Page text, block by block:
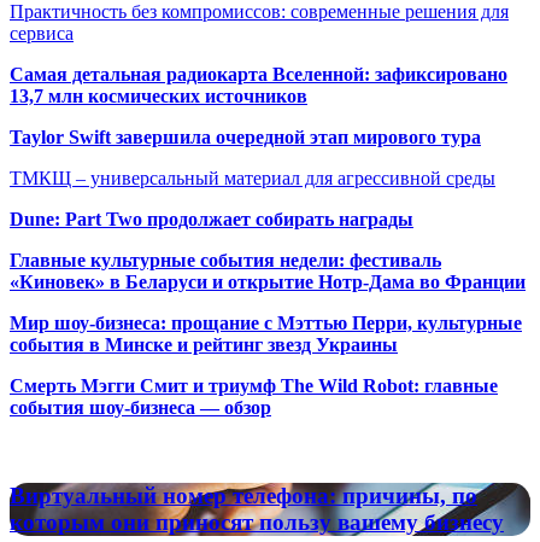
Практичность без компромиссов: современные решения для
сервиса
Самая детальная радиокарта Вселенной: зафиксировано
13,7 млн космических источников
Taylor Swift завершила очередной этап мирового тура
ТМКЩ – универсальный материал для агрессивной среды
Dune: Part Two продолжает собирать награды
Главные культурные события недели: фестиваль
«Киновек» в Беларуси и открытие Нотр-Дама во Франции
Мир шоу-бизнеса: прощание с Мэттью Перри, культурные
события в Минске и рейтинг звезд Украины
Смерть Мэгги Смит и триумф The Wild Robot: главные
события шоу-бизнеса — обзор
Виртуальный
номер
телефона:
Виртуальный номер телефона: причины, по
которым они приносят пользу вашему бизнесу